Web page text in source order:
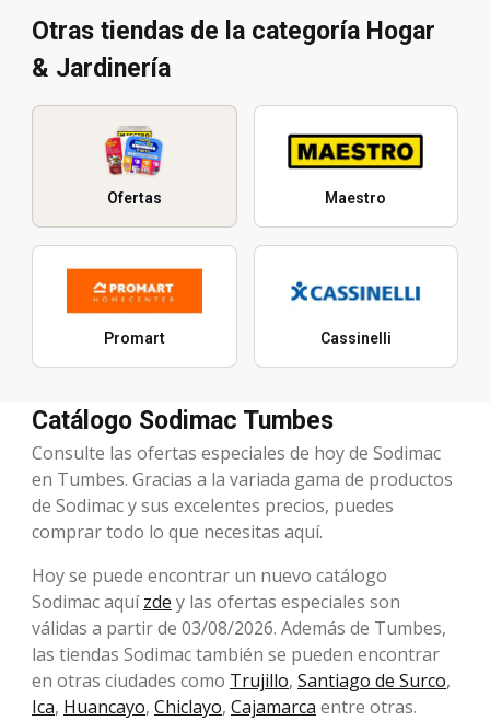
Otras tiendas de la categoría Hogar
& Jardinería
Ofertas Maestro
Promart Cassinelli
Catálogo Sodimac Tumbes
Consulte las ofertas especiales de hoy de Sodimac
en Tumbes. Gracias a la variada gama de productos
de Sodimac y sus excelentes precios, puedes
comprar todo lo que necesitas aquí.
Hoy se puede encontrar un nuevo catálogo
Sodimac aquízde y las ofertas especiales son
válidas a partir de 03/08/2026. Además de Tumbes,
las tiendas Sodimac también se pueden encontrar
en otras ciudades como Trujillo, Santiago de Surco,
Ica, Huancayo, Chiclayo, Cajamarca entre otras.